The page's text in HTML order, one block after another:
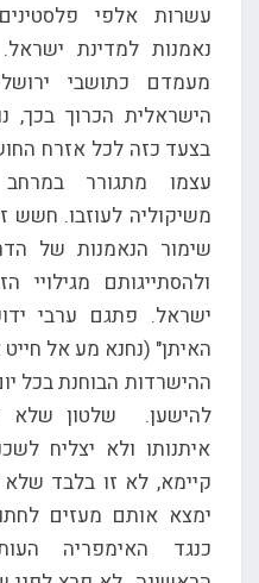
עשרות אלפי
נאמנות למדינת
מעמדם כתושבי
הישראלית הכרוך בכך,
בצעד כזה לכל אזרח
עצמו מתגורר
משיקוליה לעוזבו. חשש
שימור הנאמנות של
ולהסתייגותם
ישראל. פתגם ערבי
האיתן" (נחנא מע אל
ההישרדות הבוחנת בכל
להישען. שלטון שלא
איתנותו ולא יצליח
קיימא, לא זו בלבד שלא
ימצא אותם מעזים
כנגד האימפריה